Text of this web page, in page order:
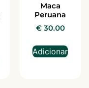
Maca
Peruana
€30.00
Adicionar